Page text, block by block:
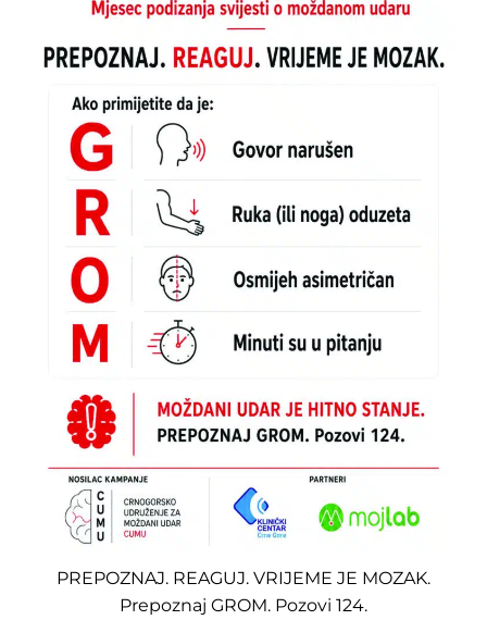
Pretraga
PREPOZNAJ. REAGUJ. VRIJEME JE MOZAK.
Prepoznaj GROM. Pozovi 124.